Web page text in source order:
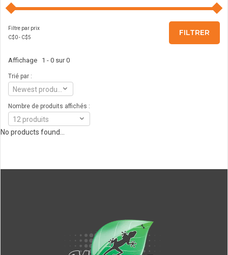
Filtre par prix
C$0- C$5
FILTRER
Affichage 1 - 0 sur 0
Trié par :
Nombre de produits affichés :
12 produits
No products found...